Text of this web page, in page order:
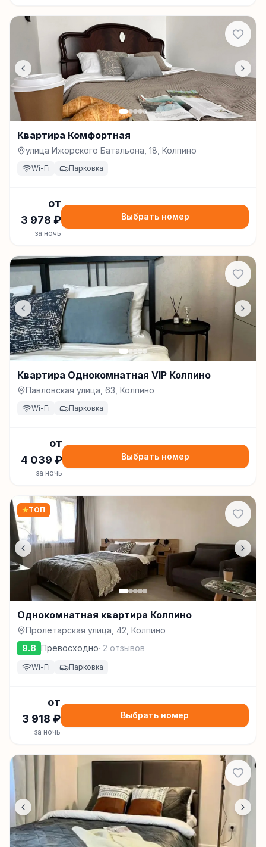
Квартира Комфортная
улица Ижорского Батальона, 18, Колпино
Wi-Fi Парковка
от
3 978 ₽
за ночь
Выбрать номер
Квартира Однокомнатная VIP Колпино
Павловская улица, 63, Колпино
Wi-Fi Парковка
от
4 039 ₽
за ночь
Выбрать номер
★ТОП
Однокомнатная квартира Колпино
Пролетарская улица, 42, Колпино
9.8 Превосходно· 2 отзывов
Wi-Fi Парковка
от
3 918 ₽
за ночь
Выбрать номер